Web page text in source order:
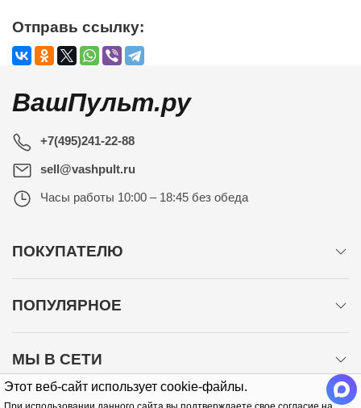
Этот веб-сайт использует cookie-файлы.
Отправь ссылку:
ВашПульт.ру
+7(495)241-22-88
sell@vashpult.ru
Часы работы 10:00 – 18:45 без обеда
ПОКУПАТЕЛЮ
ПОПУЛЯРНОЕ
МЫ В СЕТИ